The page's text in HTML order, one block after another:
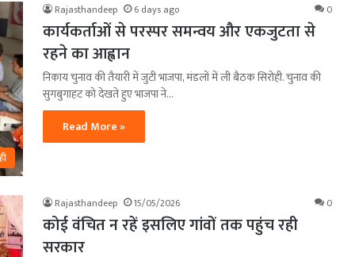
Rajasthandeep 6 days ago 0
कार्यकर्ताओं से परस्पर समन्वय और एकजुटता से
रहने का आह्वान
निकाय चुनाव की तैयारी में जुटी भाजपा, मंडलों में ली बैठक सिरोही. चुनाव की
सुगबुगाहट को देखते हुए भाजपा ने…
Read More »
Rajasthandeep 15/05/2026 0
कोई वंचित न रहें इसलिए गांवों तक पहुंच रही
सरकार